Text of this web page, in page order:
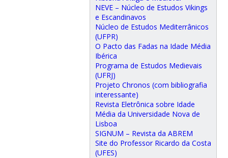
NEVE – Núcleo de Estudos Vikings
e Escandinavos
Núcleo de Estudos Mediterrânicos
(UFPR)
O Pacto das Fadas na Idade Média
Ibérica
Programa de Estudos Medievais
(UFRJ)
Projeto Chronos (com bibliografia
interessante)
Revista Eletrônica sobre Idade
Média da Universidade Nova de
Lisboa
SIGNUM – Revista da ABREM
Site do Professor Ricardo da Costa
(UFES)